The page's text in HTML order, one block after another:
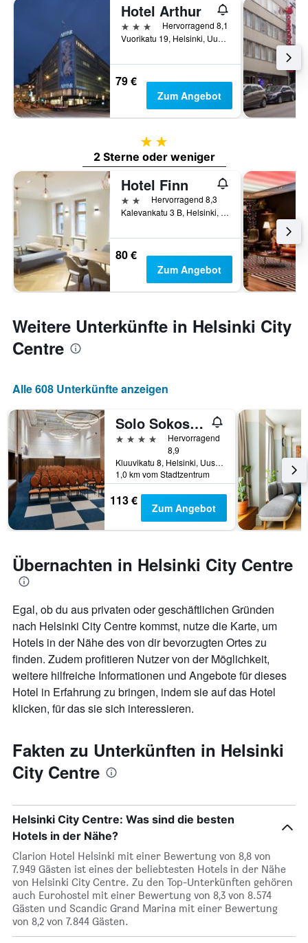
Hotel Arthur
3 Sterne
Hervorragend 8,1
Vuorikatu 19, Helsinki, Uusimaa, Finnland
79 €
Zum Angebot
2 Sterne
2 Sterne oder weniger
Hotel Finn
2 SterneHervorragend 8,3
Kalevankatu 3 B, Helsinki, Uusimaa, Finnland
80 €
Zum Angebot
Weitere Unterkünfte in Helsinki City
Centre
Alle 608 Unterkünfte anzeigen
Solo Sokos Hotel Helsinki
4 Sterne
Hervorragend
8,9
Kluuvikatu 8, Helsinki, Uusimaa, Finnland
1,0 km vom Stadtzentrum
113 € Zum Angebot
Übernachten in Helsinki City Centre
Egal, ob du aus privaten oder geschäftlichen Gründen
nach Helsinki City Centre kommst, nutze die Karte, um
Hotels in der Nähe des von dir bevorzugten Ortes zu
finden. Zudem profitieren Nutzer von der Möglichkeit,
weitere hilfreiche Informationen und Angebote für dieses
Hotel in Erfahrung zu bringen, indem sie auf das Hotel
klicken, für das sie sich interessieren.
Fakten zu Unterkünften in Helsinki
City Centre
Helsinki City Centre: Was sind die besten
Hotels in der Nähe?
Clarion Hotel Helsinki mit einer Bewertung von 8,8 von
7.949 Gästen ist eines der beliebtesten Hotels in der Nähe
von Helsinki City Centre. Zu den Top-Unterkünften gehören
auch Eurohostel mit einer Bewertung von 8,3 von 8.574
Gästen und Scandic Grand Marina mit einer Bewertung
von 8,2 von 7.844 Gästen.